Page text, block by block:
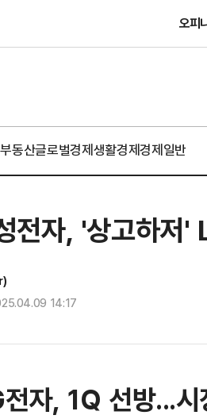
오피
부동산글로벌경제생활경제경제일반
전자, '상고하저'
14:17
자, 1Q 선방...